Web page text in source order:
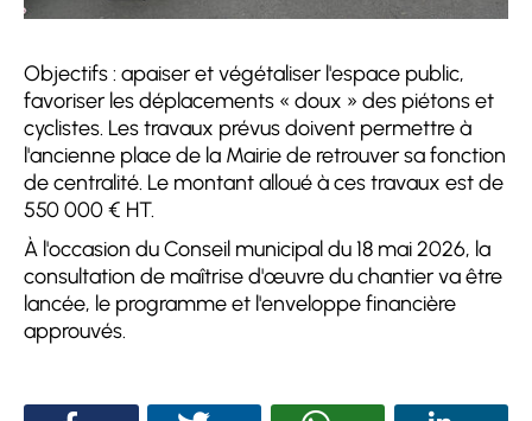
Objectifs : apaiser et végétaliser l'espace public,
favoriser les déplacements « doux » des piétons et
cyclistes. Les travaux prévus doivent permettre à
l'ancienne place de la Mairie de retrouver sa fonction
de centralité. Le montant alloué à ces travaux est de
550 000 € HT.
À l'occasion du Conseil municipal du 18 mai 2026, la
consultation de maîtrise d'œuvre du chantier va être
lancée, le programme et l'enveloppe financière
approuvés.